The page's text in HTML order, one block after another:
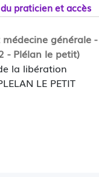
praticien et accès
générale
- Plélan le petit)
la libération
LE PETIT